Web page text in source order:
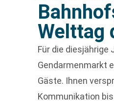
Welttag
Für die diesjährige
Gendarmenmarkt
Gäste. Ihnen
Kommunikation